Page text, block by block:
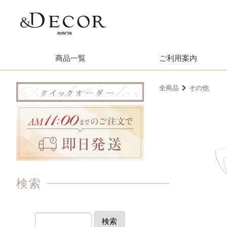
商品一覧 ご利用案内
全商品 その他
検索
検索